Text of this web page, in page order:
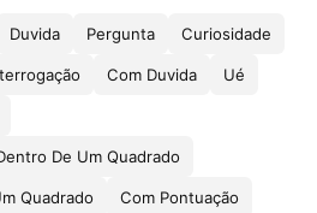
Duvida Pergunta Curiosidade
Com Duvida Ué
De Um Quadrado
Quadrado Com Pontuação